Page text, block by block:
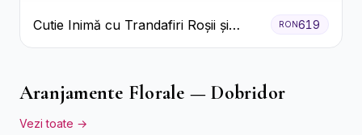
Cutie Inimă cu Trandafiri Roșii și
Bomboane Raffaello
RON619
Aranjamente Florale — Dobridor
Vezi toate →